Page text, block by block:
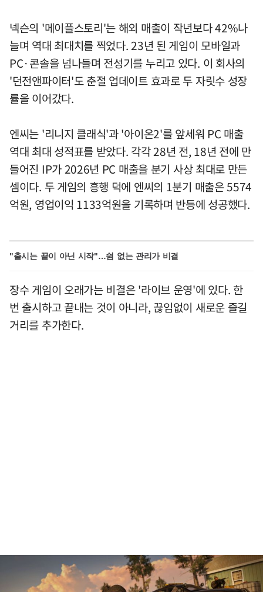
넥슨의 '메이플스토리'는 해외 매출이 작년보다 42%나
늘며 역대 최대치를 찍었다. 23년 된 게임이 모바일과
PC·콘솔을 넘나들며 전성기를 누리고 있다. 이 회사의
'던전앤파이터'도 춘절 업데이트 효과로 두 자릿수 성장
률을 이어갔다.
엔씨는 '리니지 클래식'과 '아이온2'를 앞세워 PC 매출
역대 최대 성적표를 받았다. 각각 28년 전, 18년 전에 만
들어진 IP가 2026년 PC 매출을 분기 사상 최대로 만든
셈이다. 두 게임의 흥행 덕에 엔씨의 1분기 매출은 5574
억원, 영업이익 1133억원을 기록하며 반등에 성공했다.
"출시는 끝이 아닌 시작"…쉼 없는 관리가 비결
장수 게임이 오래가는 비결은 '라이브 운영'에 있다. 한
번 출시하고 끝내는 것이 아니라, 끊임없이 새로운 즐길
거리를 추가한다.